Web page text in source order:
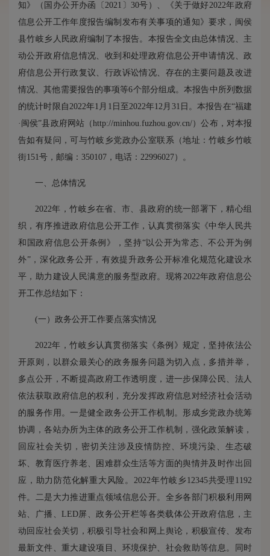
知》（国办公开办函〔2021〕30号）、《关于做好2022年政府
信息公开工作年度报告编制发布有关事项的通知》要求，闽侯
县竹岐乡人民政府编制了本报告。本报告全文由总体情况、主
动公开政府信息情况、收到和处理政府信息公开申请情况、政
府信息公开行政复议、行政诉讼情况、存在的主要问题及改进
情况、其他需要报告的事项等6个部分组成。本报告中所列数据
的统计时限自2022年1月1日至2022年12月31日。本报告在“福建
·闽侯”县政府网站（http://minhou.fuzhou.gov.cn/）公布，对本报
告如有疑问，可与竹岐乡党政办公室联系（地址：竹岐乡竹岐
街151号，邮编：350107，电话：22996027）。
一、总体情况
2022年，竹岐乡在省、市、县政府的统一部署下，精心组
织，有序推进政府信息公开工作，认真贯彻落实《中华人民共
和国政府信息公开条例》，坚持“以公开为常态、不公开为例
外”，深化政务公开，有效提升政务公开标准化规范化建设水
平，助力建设人民满意的服务型政府。现将2022年政府信息公
开工作总结如下：
(一） 政务公开工作要点落实情况
2022年，竹岐乡认真贯彻落实《条例》规定，坚持依法公
开原则，以群众最关心的政务服务问题为切入点，多措并举，
多点公开，不断提高政府工作透明度，进一步保障公民、法人
依法获取政府信息的权利，充分发挥政府信息对经济社会活动
的服务作用。一是健全政务公开工作机制。形成乡党政办统筹
协调，各站办所为主体的政务公开工作机制，强化政策解读，
回应社会关切，密切关注涉及疫情防控、环境污染、生态破
坏、教育医疗养老、困难群众生活等方面的舆情并及时作出回
应，助力防范化解重大风险。2022年竹岐乡12345共受理1192
件。二是大力推进重点领域信息公开。全乡各部门积极利用网
站、广播、LED屏、政务公开栏等各类载体公开政府信息，主
动回应社会关切，积极引导社会和网上舆论，积极宣传、发布
最新文件、重大建设项目、环境保护、社会救助等信息。同时